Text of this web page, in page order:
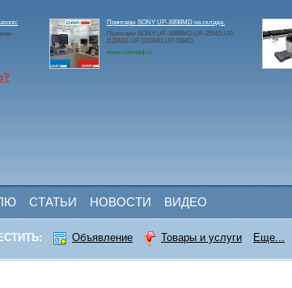
Принтеры SONY UP-X898MD на складе.
Принтеры SONY UP-X898MD,UP-25MD,UP-
D25MD,UP-D55MD,UP-55MD.
www.rosmed.ru
СТАТЬИ НОВОСТИ ВИДЕО
Объявление Товары и услуги Еще...